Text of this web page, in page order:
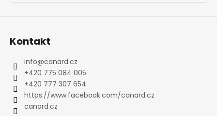
Kontakt
info@canard.cz
+420 775 084 005
+420 777 307 654
https://www.facebook.com/canard.cz
canard.cz